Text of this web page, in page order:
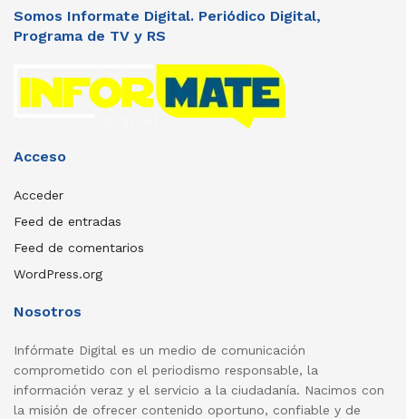
Somos Informate Digital. Periódico Digital,
Programa de TV y RS
Acceso
Acceder
Feed de entradas
Feed de comentarios
WordPress.org
Nosotros
Infórmate Digital es un medio de comunicación
comprometido con el periodismo responsable, la
información veraz y el servicio a la ciudadanía. Nacimos con
la misión de ofrecer contenido oportuno, confiable y de